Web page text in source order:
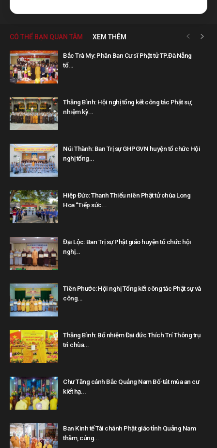
CÓ THỂ BẠN QUAN TÂM XEM THÊM
Bắc Trà My: Phân Ban Cư sĩ Phật tử TP.Đà Nẵng
tổ...
Thăng Bình: Hội nghị tổng kết công tác Phật sự,
nhiệm kỳ...
Núi Thành: Ban Trị sự GHPGVN huyện tổ chức Hội
nghị tổng...
Hiệp Đức: Thanh Thiếu niên Phật tử chùa Long
Hoa “Tiếp sức...
Đại Lộc: Ban Trị sự Phật giáo huyện tổ chức hội
nghị...
Tiên Phước: Hội nghị Tổng kết công tác Phật sự và
công...
Thăng Bình: Bổ nhiệm Đại đức Thích Trí Thông trụ
trì chùa...
Chư Tăng cánh Bắc Quảng Nam Bố-tát mùa an cư
kiết hạ...
Ban Kinh tế Tài chánh Phật giáo tỉnh Quảng Nam
thăm, cúng...